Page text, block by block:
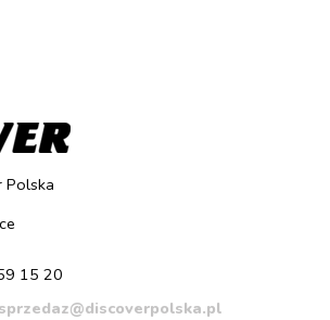
Polska
15 20
sprzedaz@discoverpolska.pl